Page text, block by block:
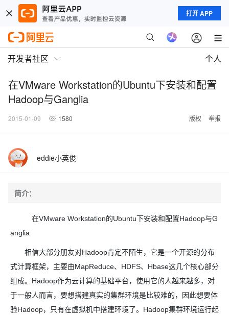
打开 APP
开发者社区 个人
在VMware Workstation的Ubuntu下安装和配置
Hadoop与Ganglia
2015-01-09 1580 版权 举报
eddie小英俊
简介：
在VMware Workstation的Ubuntu下安装和配置Hadoop与G
anglia
相信大部分朋友对Hadoop肯定不陌生，它是一个开源的分布
式计算框架，主要由MapReduce、HDFS、Hbase这几个核心部分
组成。Hadoop作为云计算的基础平台，使用它的人越来越多，对
于一般人而言，要想搭建真实的集群环境是比较难的，因此想要体
验Hadoop，只有在虚拟机中搭建环境了。Hadoop集群环境运行起